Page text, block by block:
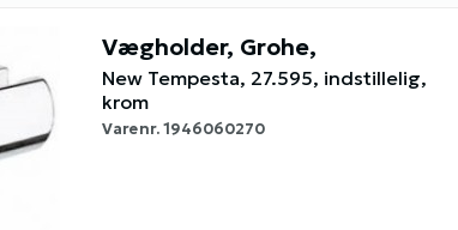
Vægholder, Grohe,
New Tempesta, 27.595, indstillelig,
krom
Varenr.1946060270